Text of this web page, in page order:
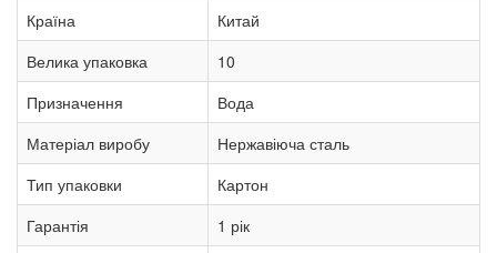
Країна
Китай
Велика упаковка
10
Призначення
Вода
Матеріал виробу
Нержавіюча сталь
Тип упаковки
Картон
Гарантія
1 рік